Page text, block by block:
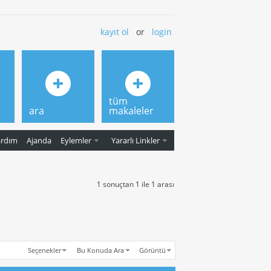
kayıt ol or login
Ajanda Eylemler Yararlı Linkler
ara
tüm
makaleler
1 sonuçtan 1 ile 1 arası
Seçenekler Bu Konuda Ara Görüntü